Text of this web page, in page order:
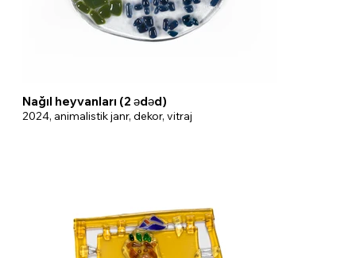
Nağıl heyvanları (2 ədəd)
2024, animalistik janr, dekor, vitraj